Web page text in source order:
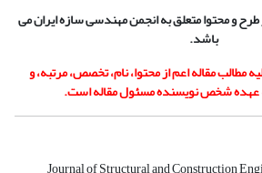
و محتوا متعلق به انجمن مهندسی سازه ایران می
باشد.
مقاله اعم از محتوا، نام، تخصص، مرتبه، و
عهده شخص نویسنده مسئول مقاله است.